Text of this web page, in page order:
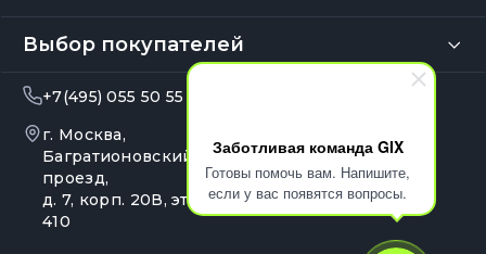
Заботливая команда GIX
Готовы помочь вам. Напишите,
если у вас появятся вопросы.
Выбор покупателей
+7(495) 055 50 55
г. Москва,
Багратионовский
проезд,
д. 7, корп. 20В, эт. 4, оф.
410
Ежедневно